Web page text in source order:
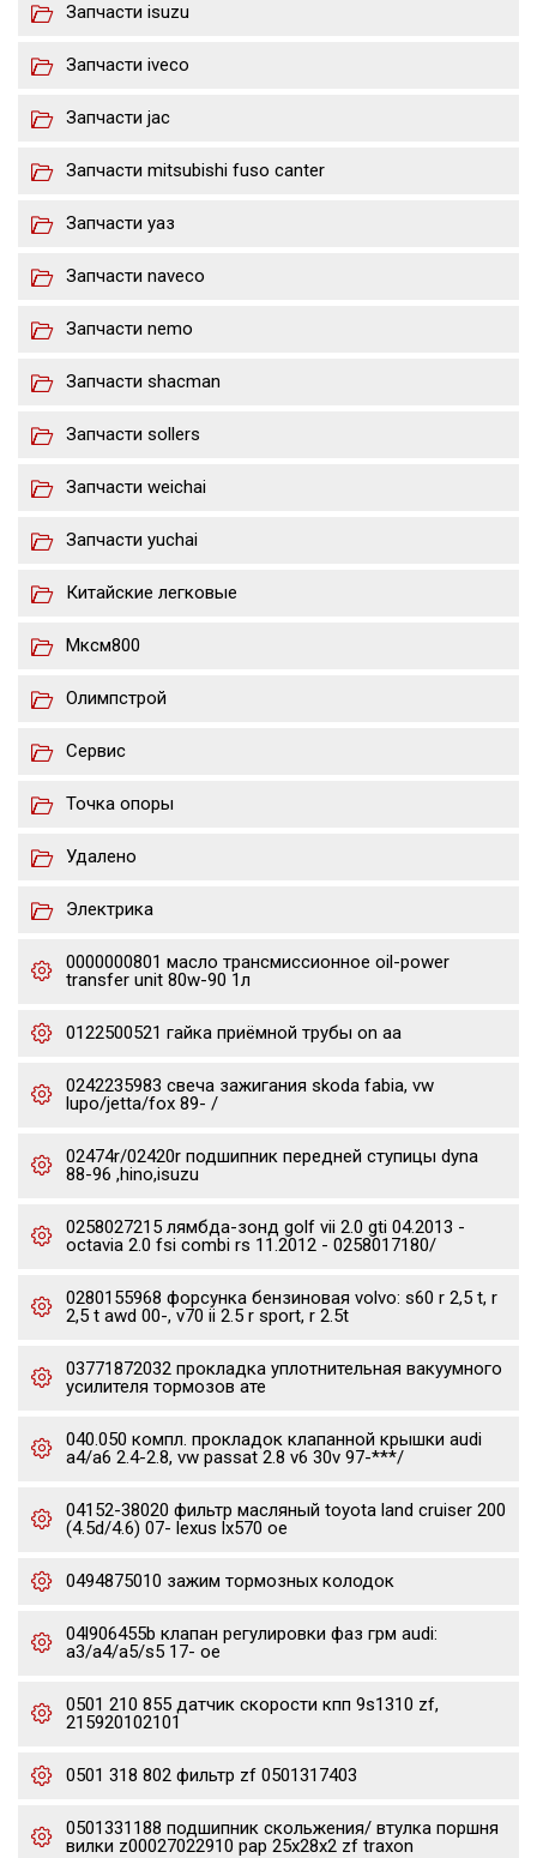
Запчасти isuzu
Запчасти iveco
Запчасти jac
Запчасти mitsubishi fuso canter
Запчасти уаз
Запчасти naveco
Запчасти nemo
Запчасти shacman
Запчасти sollers
Запчасти weichai
Запчасти yuchai
Китайские легковые
Мксм800
Олимпстрой
Сервис
Точка опоры
Удалено
Электрика
0000000801 масло трансмиссионное oil-power
transfer unit 80w-90 1л
0122500521 гайка приёмной трубы on aa
0242235983 свеча зажигания skoda fabia, vw
lupo/jetta/fox 89- /
02474r/02420r подшипник передней ступицы dyna
88-96 ,hino,isuzu
0258027215 лямбда-зонд golf vii 2.0 gti 04.2013 -
octavia 2.0 fsi combi rs 11.2012 - 0258017180/
0280155968 форсунка бензиновая volvo: s60 r 2,5 t, r
2,5 t awd 00-, v70 ii 2.5 r sport, r 2.5t
03771872032 прокладка уплотнительная вакуумного
усилителя тормозов ате
040.050 компл. прокладок клапанной крышки audi
a4/a6 2.4-2.8, vw passat 2.8 v6 30v 97-***/
04152-38020 фильтр масляный toyota land cruiser 200
(4.5d/4.6) 07- lexus lx570 oe
0494875010 зажим тормозных колодок
04l906455b клапан регулировки фаз грм audi:
a3/a4/a5/s5 17- oe
0501 210 855 датчик скорости кпп 9s1310 zf,
215920102101
0501 318 802 фильтр zf 0501317403
0501331188 подшипник скольжения/ втулка поршня
вилки z00027022910 pap 25x28x2 zf traxon